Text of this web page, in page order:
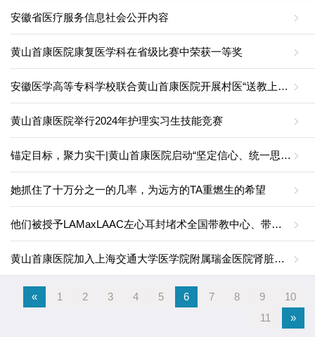
安徽省医疗服务信息社会公开内容
黄山首康医院康复医学科在省级比赛中荣获一等奖
安徽医学高等专科学校联合黄山首康医院开展村医“送教上门”公开教学示范课
黄山首康医院举行2024年护理实习生技能竞赛
锚定目标，聚力实干|黄山首康医院启动“坚定信心、统一思想、同舟共济、砥砺奋进”主题学习活动
她抓住了十万分之一的几率，为远方的TA重燃生的希望
他们被授予LAMaxLAAC左心耳封堵术全国带教中心、带教专家！
黄山首康医院加入上海交通大学医学院附属瑞金医院肾脏科血液净化医疗联合体
« 1 2 3 4 5 6 7 8 9
10
11
»